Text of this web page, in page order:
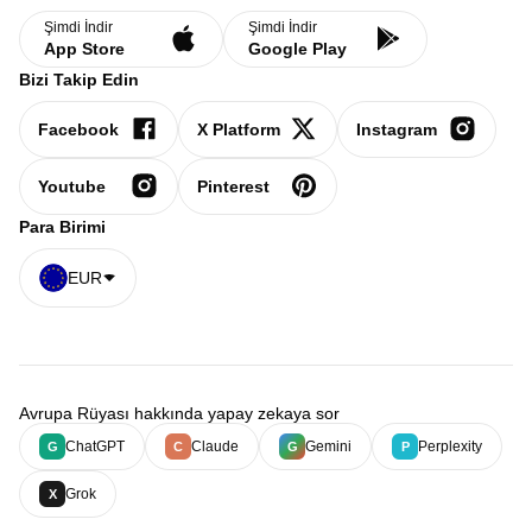
Şimdi İndir
App Store
Şimdi İndir
Google Play
Bizi Takip Edin
Facebook X Platform Instagram
Youtube Pinterest
Para Birimi
EUR
Avrupa Rüyası hakkında yapay zekaya sor
G ChatGPT C Claude G Gemini P Perplexity
X Grok